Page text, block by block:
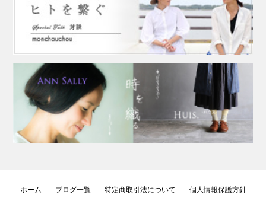
ホーム ブログ一覧 特定商取引法について 個人情報保護方針